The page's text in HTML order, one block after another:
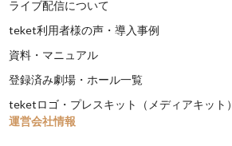
ライブ配信について
teket利用者様の声・導入事例
資料・マニュアル
登録済み劇場・ホール一覧
teketロゴ・プレスキット（メディアキット）
運営会社情報